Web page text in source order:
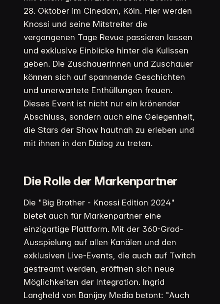
28. Oktober im Cinedom, Köln. Hier werden
Knossi und seine Mitstreiter die
vergangenen Tage Revue passieren lassen
und exklusive Einblicke hinter die Kulissen
geben. Die Zuschauerinnen und Zuschauer
können sich auf spannende Geschichten
und unerwartete Enthüllungen freuen.
Dieses Event ist nicht nur ein krönender
Abschluss, sondern auch eine Gelegenheit,
die Stars der Show hautnah zu erleben und
mit ihnen in den Dialog zu treten.
Die Rolle der Markenpartner
Die "Big Brother - Knossi Edition 2024"
bietet auch für Markenpartner eine
einzigartige Plattform. Mit der 360-Grad-
Ausspielung auf allen Kanälen und den
exklusiven Live-Events, die auch auf Twitch
gestreamt werden, eröffnen sich neue
Möglichkeiten der Integration. Ingrid
Langheld von Banijay Media betont: "Auch